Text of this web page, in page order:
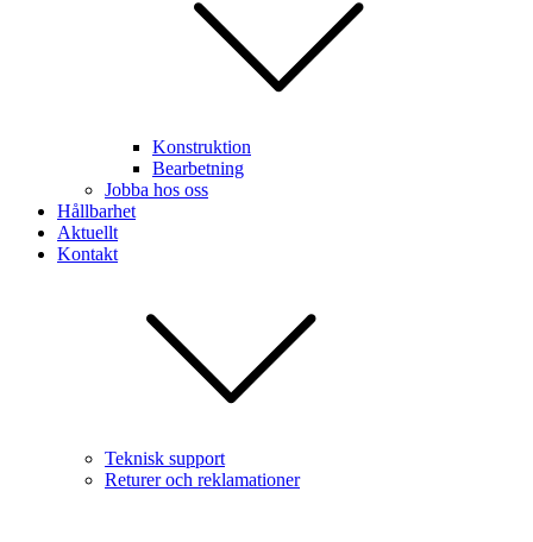
Konstruktion
Bearbetning
Jobba hos oss
Hållbarhet
Aktuellt
Kontakt
Teknisk support
Returer och reklamationer